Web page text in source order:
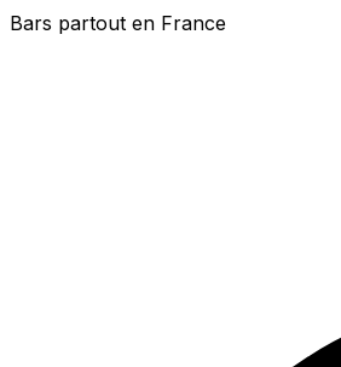
Bars partout en France